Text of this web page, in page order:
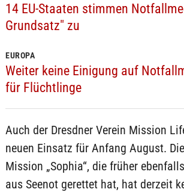
14 EU-Staaten stimmen
Grundsatz" zu
EUROPA
Weiter keine Einigung auf
für Flüchtlinge
Auch der Dresdner Verein Mission
neuen Einsatz für Anfang August.
Mission „Sophia“, die früher
aus Seenot gerettet hat, hat derzeit